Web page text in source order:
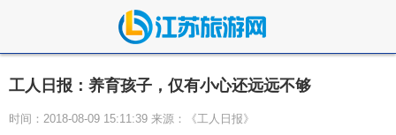
工人日报：养育孩子，仅有小心还远远不够
时间：2018-08-09 15:11:39 来源：《工人日报》